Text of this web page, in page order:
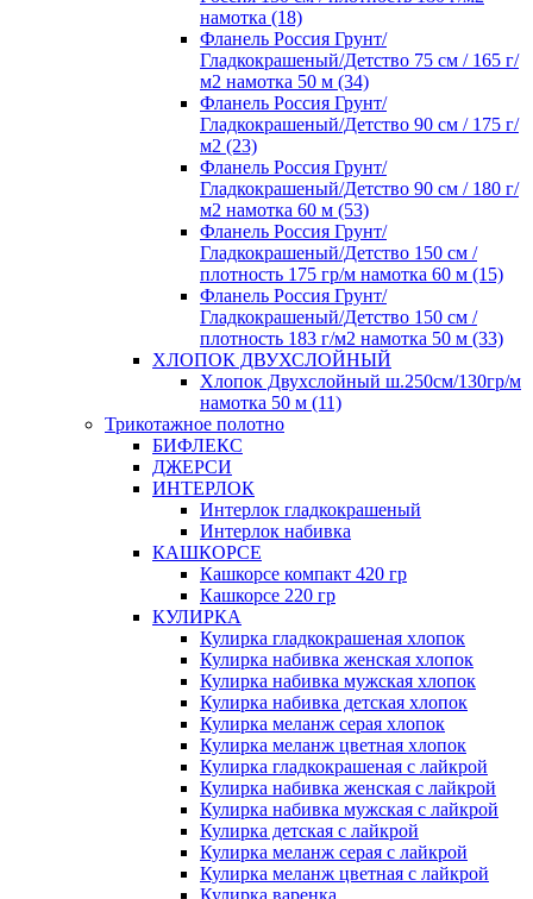
намотка (18)
Фланель Россия Грунт/
Гладкокрашеный/Детство 75 см / 165 г/
м2 намотка 50 м (34)
Фланель Россия Грунт/
Гладкокрашеный/Детство 90 см / 175 г/
м2 (23)
Фланель Россия Грунт/
Гладкокрашеный/Детство 90 см / 180 г/
м2 намотка 60 м (53)
Фланель Россия Грунт/
Гладкокрашеный/Детство 150 см /
плотность 175 гр/м намотка 60 м (15)
Фланель Россия Грунт/
Гладкокрашеный/Детство 150 см /
плотность 183 г/м2 намотка 50 м (33)
ХЛОПОК ДВУХСЛОЙНЫЙ
Хлопок Двухслойный ш.250см/130гр/м
намотка 50 м (11)
Трикотажное полотно
БИФЛЕКС
ДЖЕРСИ
ИНТЕРЛОК
Интерлок гладкокрашеный
Интерлок набивка
КАШКОРСЕ
Кашкорсе компакт 420 гр
Кашкорсе 220 гр
КУЛИРКА
Кулирка гладкокрашеная хлопок
Кулирка набивка женская хлопок
Кулирка набивка мужская хлопок
Кулирка набивка детская хлопок
Кулирка меланж серая хлопок
Кулирка меланж цветная хлопок
Кулирка гладкокрашеная с лайкрой
Кулирка набивка женская с лайкрой
Кулирка набивка мужская с лайкрой
Кулирка детская с лайкрой
Кулирка меланж серая с лайкрой
Кулирка меланж цветная с лайкрой
Кулирка варенка